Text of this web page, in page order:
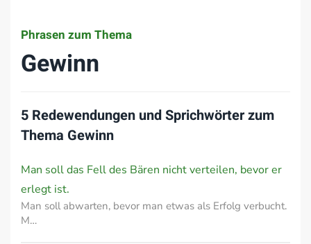
Phrasen zum Thema
Gewinn
5 Redewendungen und Sprichwörter zum
Thema Gewinn
Man soll das Fell des Bären nicht verteilen, bevor er
erlegt ist.
Man soll abwarten, bevor man etwas als Erfolg verbucht.
M…